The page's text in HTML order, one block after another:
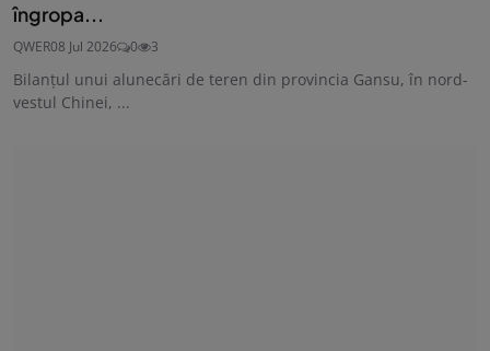
îngropa...
QWER08 Jul 2026 0 3
Bilanţul unui alunecări de teren din provincia Gansu, în nord-
vestul Chinei, ...